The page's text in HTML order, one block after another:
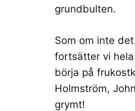
grundbulten.
Som om inte
fortsätter vi
börja på
Holmström,
grymt!